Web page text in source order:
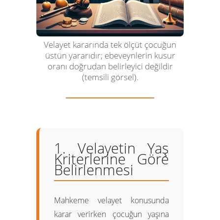
Velayet kararında tek ölçüt çocuğun
üstün yararıdır; ebeveynlerin kusur
oranı doğrudan belirleyici değildir
(temsili görsel).
1. Velayetin Yaş
Kriterlerine Göre
Belirlenmesi
Mahkeme velayet konusunda
karar verirken çocuğun yaşına